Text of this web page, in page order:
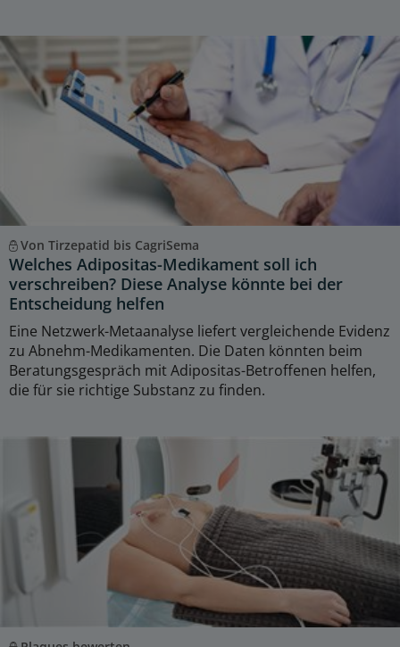
Von Tirzepatid bis CagriSema
Welches Adipositas-Medikament soll ich
verschreiben? Diese Analyse könnte bei der
Entscheidung helfen
Eine Netzwerk-Metaanalyse liefert vergleichende Evidenz
zu Abnehm-Medikamenten. Die Daten könnten beim
Beratungsgespräch mit Adipositas-Betroffenen helfen,
die für sie richtige Substanz zu finden.